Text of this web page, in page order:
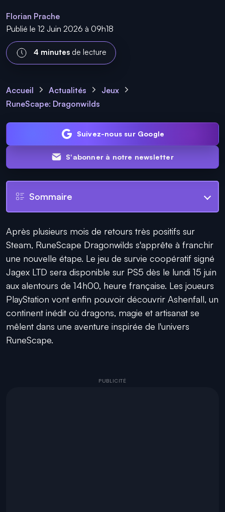
Florian Prache
Publié le 12 Juin 2026 à 09h18
4 minutes de lecture
Accueil Actualités
Jeux
RuneScape: Dragonwilds
Suivez-nous sur Google
S'abonner à notre newsletter
Sommaire
Après plusieurs mois de retours très positifs sur
Steam, RuneScape Dragonwilds s'apprête à franchir
une nouvelle étape. Le jeu de survie coopératif signé
Jagex LTD sera disponible sur PS5 dès le lundi 15 juin
aux alentours de 14h00, heure française. Les joueurs
PlayStation vont enfin pouvoir découvrir Ashenfall, un
continent inédit où dragons, magie et artisanat se
mêlent dans une aventure inspirée de l'univers
RuneScape.